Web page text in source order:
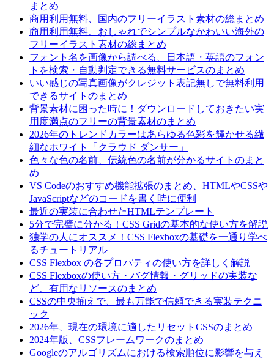
まとめ
商用利用無料、国内のフリーイラスト素材の総まとめ
商用利用無料、おしゃれでシンプルなかわいい海外の
フリーイラスト素材の総まとめ
フォント名を画像から調べる、日本語・英語のフォン
トを検索・自動判定できる無料サービスのまとめ
いい感じの写真画像がクレジット表記無しで無料利用
できるサイトのまとめ
背景素材に困った時に！ダウンロードしておきたい実
用度満点のフリーの背景素材のまとめ
2026年のトレンドカラーはあらゆる色彩を輝かせる繊
細なホワイト「クラウド ダンサー」
色々な色の名前、伝統色の名前が分かるサイトのまと
め
VS Codeのおすすめ機能拡張のまとめ、HTMLやCSSや
JavaScriptなどのコードを書く時に便利
最近の実装に合わせたHTMLテンプレート
5分で完璧に分かる！CSS Gridの基本的な使い方を解説
独学の人にオススメ！CSS Flexboxの基礎を一通り学べ
るチュートリアル
CSS Flexbox の各プロパティの使い方を詳しく解説
CSS Flexboxの使い方・バグ情報・グリッドの実装な
ど、有用なリソースのまとめ
CSSの中央揃えで、最も万能で信頼できる実装テクニ
ック
2026年、現在の環境に適したリセットCSSのまとめ
2024年版、CSSフレームワークのまとめ
Googleのアルゴリズムにおける検索順位に影響を与え